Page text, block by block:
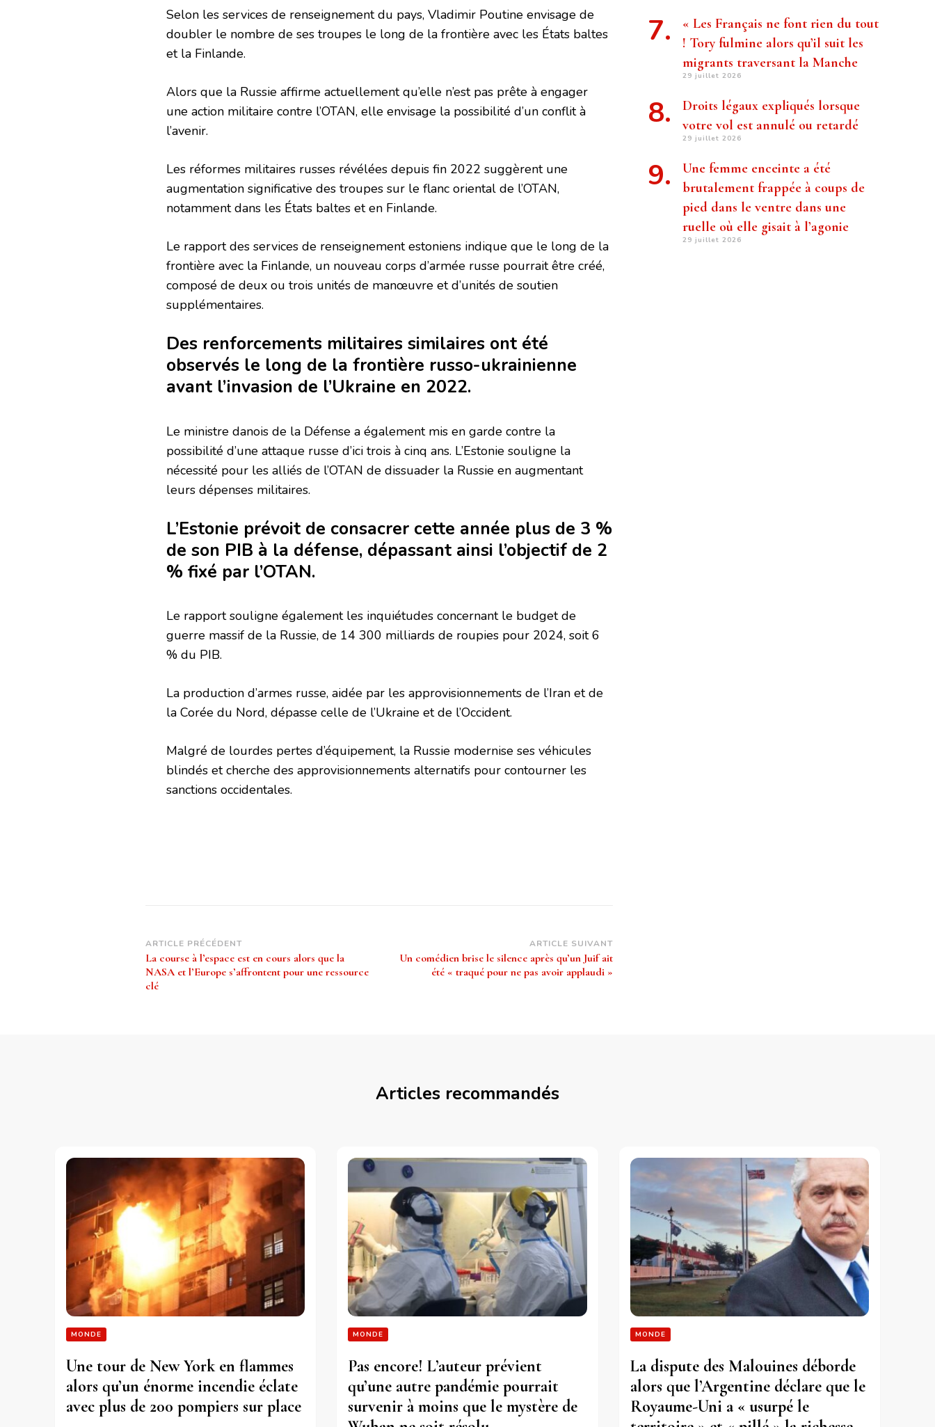
Selon les services de renseignement du pays, Vladimir Poutine envisage de
doubler le nombre de ses troupes le long de la frontière avec les États baltes
et la Finlande.
Alors que la Russie affirme actuellement qu’elle n’est pas prête à engager
une action militaire contre l’OTAN, elle envisage la possibilité d’un conflit à
l’avenir.
Les réformes militaires russes révélées depuis fin 2022 suggèrent une
augmentation significative des troupes sur le flanc oriental de l’OTAN,
notamment dans les États baltes et en Finlande.
Le rapport des services de renseignement estoniens indique que le long de la
frontière avec la Finlande, un nouveau corps d’armée russe pourrait être créé,
composé de deux ou trois unités de manœuvre et d’unités de soutien
supplémentaires.
Des renforcements militaires similaires ont été
observés le long de la frontière russo-ukrainienne
avant l’invasion de l’Ukraine en 2022.
Le ministre danois de la Défense a également mis en garde contre la
possibilité d’une attaque russe d’ici trois à cinq ans. L’Estonie souligne la
nécessité pour les alliés de l’OTAN de dissuader la Russie en augmentant
leurs dépenses militaires.
L’Estonie prévoit de consacrer cette année plus de 3 %
de son PIB à la défense, dépassant ainsi l’objectif de 2
% fixé par l’OTAN.
Le rapport souligne également les inquiétudes concernant le budget de
guerre massif de la Russie, de 14 300 milliards de roupies pour 2024, soit 6
% du PIB.
La production d’armes russe, aidée par les approvisionnements de l’Iran et de
la Corée du Nord, dépasse celle de l’Ukraine et de l’Occident.
Malgré de lourdes pertes d’équipement, la Russie modernise ses véhicules
blindés et cherche des approvisionnements alternatifs pour contourner les
sanctions occidentales.
Navigation
d’article
ARTICLE PRÉCÉDENT
La course à l’espace est en cours alors que la
NASA et l’Europe s’affrontent pour une ressource
clé
ARTICLE SUIVANT
Un comédien brise le silence après qu’un Juif ait
été « traqué pour ne pas avoir applaudi »
« Les Français ne font rien du tout
! Tory fulmine alors qu’il suit les
migrants traversant la Manche
29 juillet 2026
Droits légaux expliqués lorsque
votre vol est annulé ou retardé
29 juillet 2026
Une femme enceinte a été
brutalement frappée à coups de
pied dans le ventre dans une
ruelle où elle gisait à l’agonie
29 juillet 2026
Articles recommandés
MONDE
Une tour de New York en flammes
alors qu’un énorme incendie éclate
avec plus de 200 pompiers sur place
MONDE
Pas encore! L’auteur prévient
qu’une autre pandémie pourrait
survenir à moins que le mystère de
MONDE
La dispute des Malouines déborde
alors que l’Argentine déclare que le
Royaume-Uni a « usurpé le